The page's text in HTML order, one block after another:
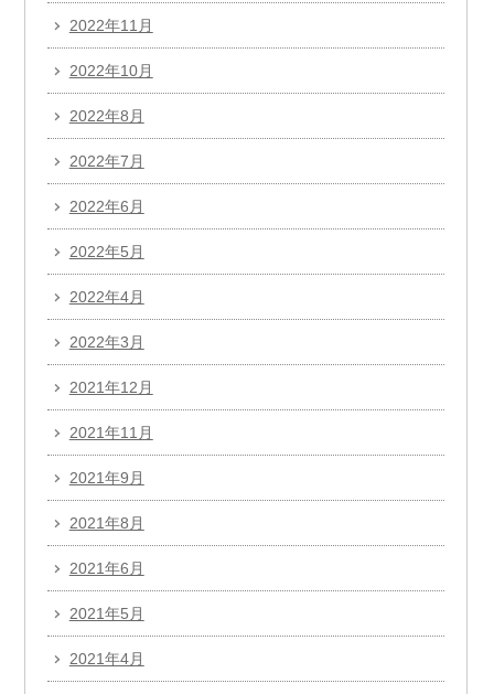
2022年11月
2022年10月
2022年8月
2022年7月
2022年6月
2022年5月
2022年4月
2022年3月
2021年12月
2021年11月
2021年9月
2021年8月
2021年6月
2021年5月
2021年4月